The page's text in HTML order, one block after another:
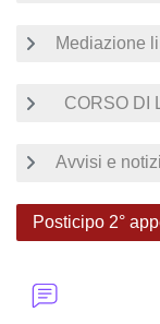
Mediazione
CORSO DI
Avvisi e
Posticipo 2°